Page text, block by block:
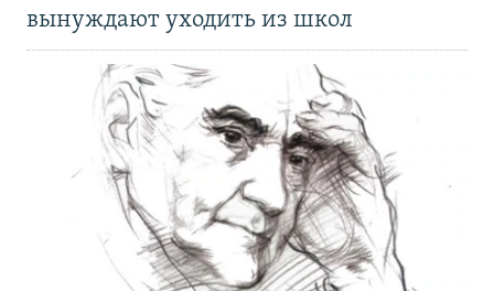
вынуждают уходить из школ